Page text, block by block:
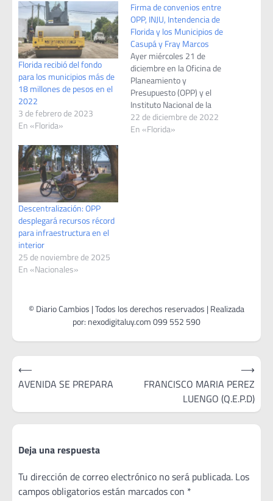
Florida recibió del fondo
para los municipios más de
18 millones de pesos en el
2022
3 de febrero de 2023
En «Florida»
Firma de convenios entre
OPP, INJU, Intendencia de
Florida y los Municipios de
Casupá y Fray Marcos
Ayer miércoles 21 de
diciembre en la Oficina de
Planeamiento y
Presupuesto (OPP) y el
Instituto Nacional de la
Juventud (INJU) firmaron los
convenios con los
22 de diciembre de 2022
En «Florida»
Descentralización: OPP
desplegará recursos récord
para infraestructura en el
interior
25 de noviembre de 2025
En «Nacionales»
Navegación
de
⟵
AVENIDA SE PREPARA
FRANCISCO MARIA PEREZ
LUENGO (Q.E.P.D)
⟶
Deja una respuesta
Tu dirección de correo electrónico no será publicada. Los
campos obligatorios están marcados con *